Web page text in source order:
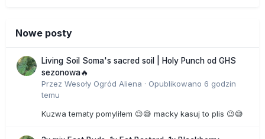
Nowe posty
Living Soil Soma's sacred soil | Holy Punch od GHS
sezonowa🔥
Przez Wesoły Ogród Aliena · Opublikowano 6 godzin
temu
Kuzwa tematy pomyliłem 😉😅 macky kasuj to plis 😉😅